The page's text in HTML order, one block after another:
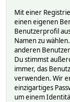
Mit einer
einen eigenen
Benutzerprofil
Namen zu
anderen
Du stimmst
immer, das
verwenden. Wir
einzigartiges
um einem